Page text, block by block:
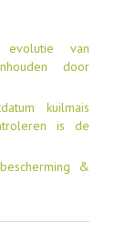
evolutie van
door
kuilmais
is de
&